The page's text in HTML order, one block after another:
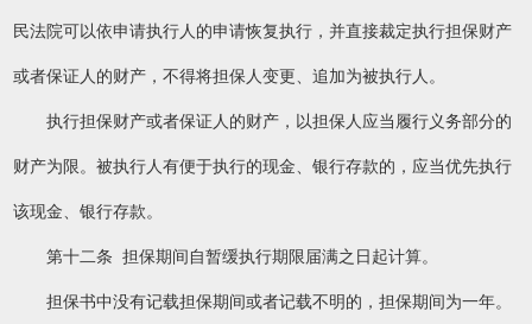
民法院可以依申请执行人的申请恢复执行，并直接裁定执行担保财产
或者保证人的财产，不得将担保人变更、追加为被执行人。
执行担保财产或者保证人的财产，以担保人应当履行义务部分的
财产为限。被执行人有便于执行的现金、银行存款的，应当优先执行
该现金、银行存款。
第十二条 担保期间自暂缓执行期限届满之日起计算。
担保书中没有记载担保期间或者记载不明的，担保期间为一年。